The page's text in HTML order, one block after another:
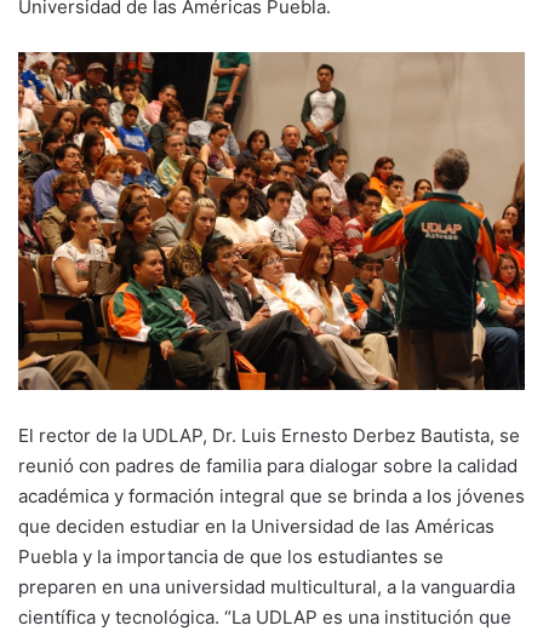
Universidad de las Américas Puebla.
El rector de la UDLAP, Dr. Luis Ernesto Derbez Bautista, se
reunió con padres de familia para dialogar sobre la calidad
académica y formación integral que se brinda a los jóvenes
que deciden estudiar en la Universidad de las Américas
Puebla y la importancia de que los estudiantes se
preparen en una universidad multicultural, a la vanguardia
científica y tecnológica. “La UDLAP es una institución que